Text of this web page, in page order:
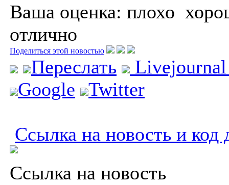
Ваша оценка: плохо
отлично
Поделиться этой новостью
Переслать
Google
Twitter
Ссылка на новость и код
Ссылка на новость